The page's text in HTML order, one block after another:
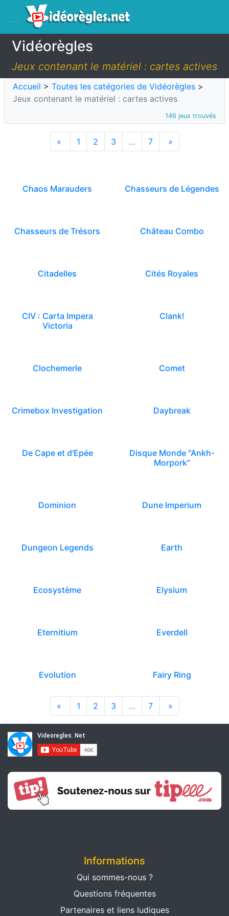
Vidéorègles
Jeux contenant le matériel : cartes actives
Accueil > Toutes les catégories de Vidéorègles >
Jeux contenant le matériel : cartes actives
146 jeux trouvés
« 1 2 3 … 7 »
Chaos Marauders Chasseurs de Légendes
Chasseurs de Trésors Château Combo
Citadelles Cités Royales
CIV : Carta Impera
Victoria
Clank!
Clochemerle Comet
Crimebox Investigation Daybreak
De Cape et d'Epée
Disque Monde "Ankh-
Morpork"
Dominion Dune Imperium
Dungeon Legends Earth
Ecosystème Elysium
Eternitium Everdell
Evolution Fairy Ring
« 1 2 3 … 7 »
Informations
Qui sommes-nous ?
Questions fréquentes
Partenaires et liens ludiques